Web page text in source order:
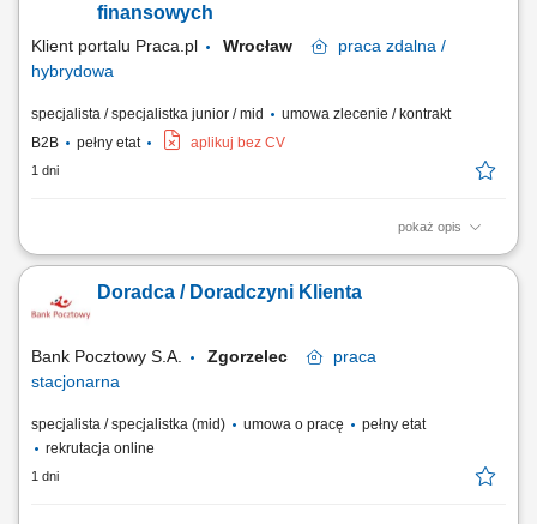
finansowych
Klient portalu Praca.pl Wrocław praca zdalna /
hybrydowa
specjalista / specjalistka junior / mid
umowa zlecenie / kontrakt
B2B
pełny etat aplikuj bez CV
1 dni
pokaż opis
Pozyskiwanie klientów biznesowych i sprzedaż produktów finansowych
multidoradcy finansowego; Aktywny kontakt telefoniczny z klientami na
bazie udostępnionych kontaktów; Prowadzenie rozmów sprzedażowych
Doradca / Doradczyni Klienta
Bank Pocztowy S.A. Zgorzelec
praca
stacjonarna
specjalista / specjalistka (mid) umowa o pracę
pełny etat
rekrutacja online
1 dni